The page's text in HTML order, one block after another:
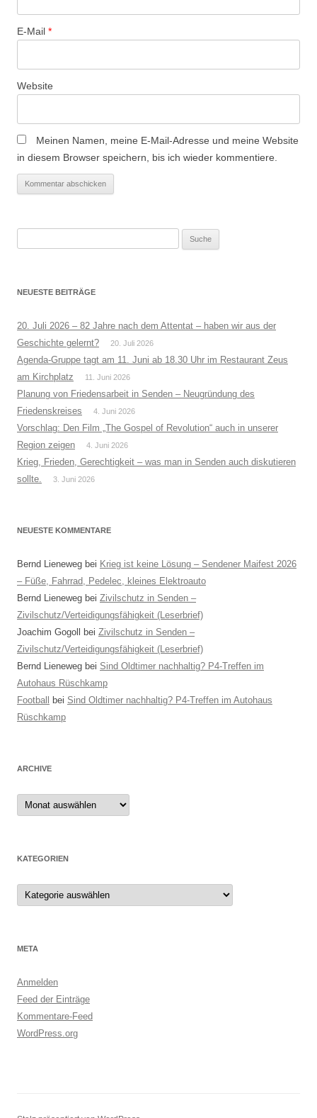
o
E-Mail *
Website
Meinen Namen, meine E-Mail-Adresse und meine Website
in diesem Browser speichern, bis ich wieder kommentiere.
NEUESTE BEITRÄGE
20. Juli 2026 – 82 Jahre nach dem Attentat – haben wir aus der
Geschichte gelernt?
20. Juli 2026
Agenda-Gruppe tagt am 11. Juni ab 18.30 Uhr im Restaurant Zeus
am Kirchplatz
11. Juni 2026
Planung von Friedensarbeit in Senden – Neugründung des
Friedenskreises
4. Juni 2026
Vorschlag: Den Film „The Gospel of Revolution“ auch in unserer
Region zeigen
4. Juni 2026
Krieg, Frieden, Gerechtigkeit – was man in Senden auch diskutieren
sollte.
3. Juni 2026
NEUESTE KOMMENTARE
Bernd Lieneweg bei Krieg ist keine Lösung – Sendener Maifest 2026
– Füße, Fahrrad, Pedelec, kleines Elektroauto
Bernd Lieneweg bei Zivilschutz in Senden –
Zivilschutz/Verteidigungsfähigkeit (Leserbrief)
Joachim Gogoll
bei Zivilschutz in Senden –
Zivilschutz/Verteidigungsfähigkeit (Leserbrief)
Bernd Lieneweg bei Sind Oldtimer nachhaltig? P4-Treffen im
Autohaus Rüschkamp
Football
bei Sind Oldtimer nachhaltig? P4-Treffen im Autohaus
Rüschkamp
ARCHIVE
Archive
KATEGORIEN
Kategorien
META
Anmelden
Feed der Einträge
Kommentare-Feed
WordPress.org